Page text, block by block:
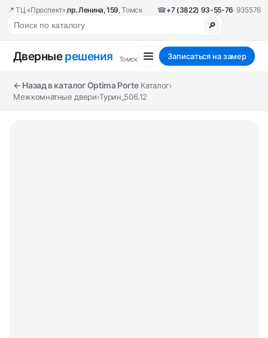
📍 ТЦ «Проспект»,пр. Ленина, 159, Томск ☎+7 (3822) 93-55-76· 935576
🔎
Дверныерешения Томск Записаться на замер
← Назад в каталог Optima Porte Каталог›
Межкомнатные двери›Турин_506.12